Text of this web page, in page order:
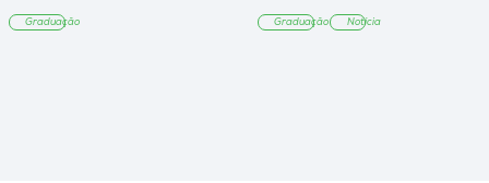
Graduação Graduação Notícia